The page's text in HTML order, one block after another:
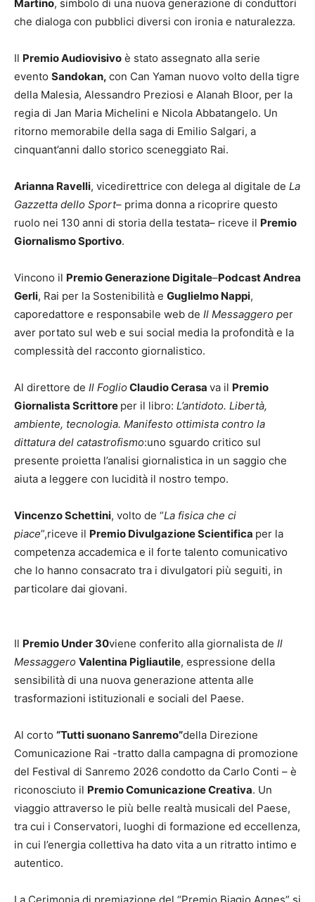
Martino, simbolo di una nuova generazione di conduttori
che dialoga con pubblici diversi con ironia e naturalezza.
Il Premio Audiovisivo è stato assegnato alla serie
evento Sandokan, con Can Yaman nuovo volto della tigre
della Malesia, Alessandro Preziosi e Alanah Bloor, per la
regia di Jan Maria Michelini e Nicola Abbatangelo. Un
ritorno memorabile della saga di Emilio Salgari, a
cinquant’anni dallo storico sceneggiato Rai.
Arianna Ravelli, vicedirettrice con delega al digitale de La
Gazzetta dello Sport– prima donna a ricoprire questo
ruolo nei 130 anni di storia della testata– riceve il Premio
Giornalismo Sportivo.
Vincono il Premio Generazione Digitale–Podcast Andrea
Gerli, Rai per la Sostenibilità e Guglielmo Nappi,
caporedattore e responsabile web de Il Messaggero per
aver portato sul web e sui social media la profondità e la
complessità del racconto giornalistico.
Al direttore de Il FoglioClaudio Cerasa va il Premio
Giornalista Scrittore per il libro: L’antidoto. Libertà,
ambiente, tecnologia. Manifesto ottimista contro la
dittatura del catastrofismo:uno sguardo critico sul
presente proietta l’analisi giornalistica in un saggio che
aiuta a leggere con lucidità il nostro tempo.
Vincenzo Schettini, volto de “La fisica che ci
piace”,riceve il Premio Divulgazione Scientifica per la
competenza accademica e il forte talento comunicativo
che lo hanno consacrato tra i divulgatori più seguiti, in
particolare dai giovani.
Il Premio Under 30viene conferito alla giornalista de Il
Messaggero Valentina Pigliautile, espressione della
sensibilità di una nuova generazione attenta alle
trasformazioni istituzionali e sociali del Paese.
Al corto “Tutti suonano Sanremo”della Direzione
Comunicazione Rai -tratto dalla campagna di promozione
del Festival di Sanremo 2026 condotto da Carlo Conti – è
riconosciuto il Premio Comunicazione Creativa. Un
viaggio attraverso le più belle realtà musicali del Paese,
tra cui i Conservatori, luoghi di formazione ed eccellenza,
in cui l’energia collettiva ha dato vita a un ritratto intimo e
autentico.